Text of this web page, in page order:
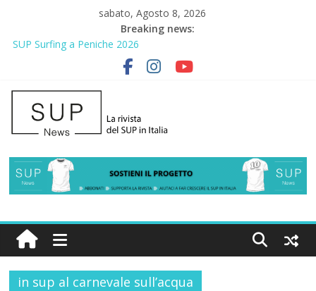
sabato, Agosto 8, 2026
Breaking news:
SUP Surfing a Peniche 2026
AirSUP a Gallico: prima storica gara per Reggio Calabria
Gallico Paddle Fest 2026: sul lungomare di Gallico torna la festa
del SUP
Porto Selvaggio, a lezione di soccorso con la giornata della
prevenzione
2° Urban Sup Trophy: la regata solidale per lo IOR
in sup al carnevale sull’acqua